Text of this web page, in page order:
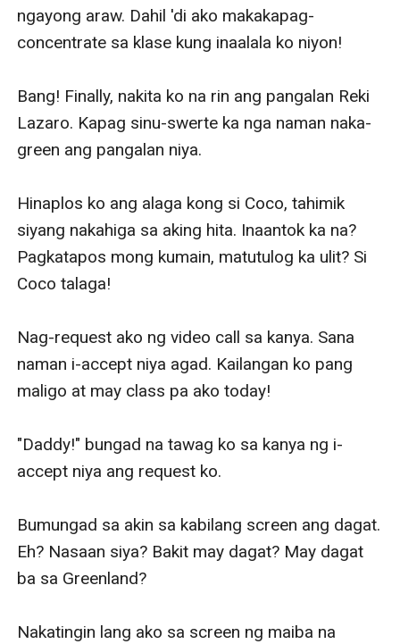
ngayong araw. Dahil 'di ako makakapag-
concentrate sa klase kung inaalala ko niyon!
Bang! Finally, nakita ko na rin ang pangalan Reki
Lazaro. Kapag sinu-swerte ka nga naman naka-
green ang pangalan niya.
Hinaplos ko ang alaga kong si Coco, tahimik
siyang nakahiga sa aking hita. Inaantok ka na?
Pagkatapos mong kumain, matutulog ka ulit? Si
Coco talaga!
Nag-request ako ng video call sa kanya. Sana
naman i-accept niya agad. Kailangan ko pang
maligo at may class pa ako today!
"Daddy!" bungad na tawag ko sa kanya ng i-
accept niya ang request ko.
Bumungad sa akin sa kabilang screen ang dagat.
Eh? Nasaan siya? Bakit may dagat? May dagat
ba sa Greenland?
Nakatingin lang ako sa screen ng maiba na